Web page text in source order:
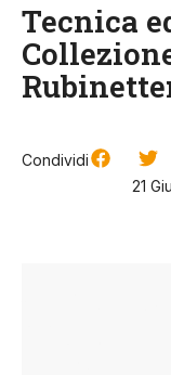
Tecnica
Condividi
21